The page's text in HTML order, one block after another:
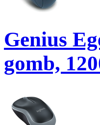
Genius
gomb,